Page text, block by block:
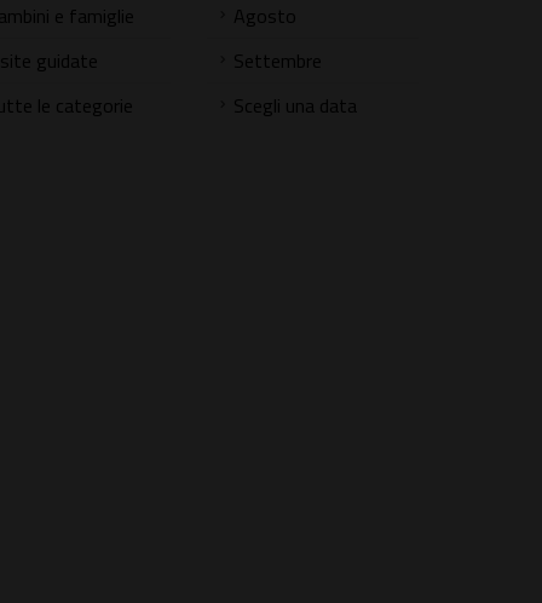
e famiglie
guidate
le categorie
Agosto
Settembre
Scegli una data